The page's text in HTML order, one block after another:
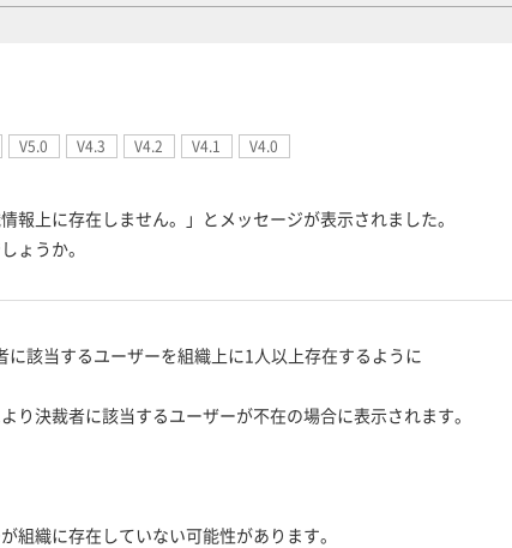
V5.0 V4.3 V4.2 V4.1 V4.0
報上に存在しません。」とメッセージが表示されました。
ょうか。
該当するユーザーを組織上に1人以上存在するように
り決裁者に該当するユーザーが不在の場合に表示されます。
織に存在していない可能性があります。